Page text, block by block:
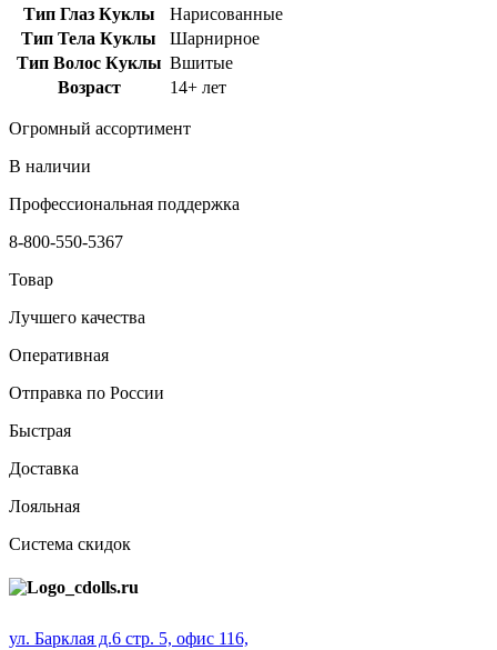
Тип Глаз Куклы
Нарисованные
Тип Тела Куклы
Шарнирное
Тип Волос Куклы Вшитые
Возраст
14+ лет
Огромный ассортимент
В наличии
Профессиональная поддержка
8-800-550-5367
Товар
Лучшего качества
Оперативная
Отправка по России
Быстрая
Доставка
Лояльная
Система скидок
ул. Барклая д.6 стр. 5, офис 116,